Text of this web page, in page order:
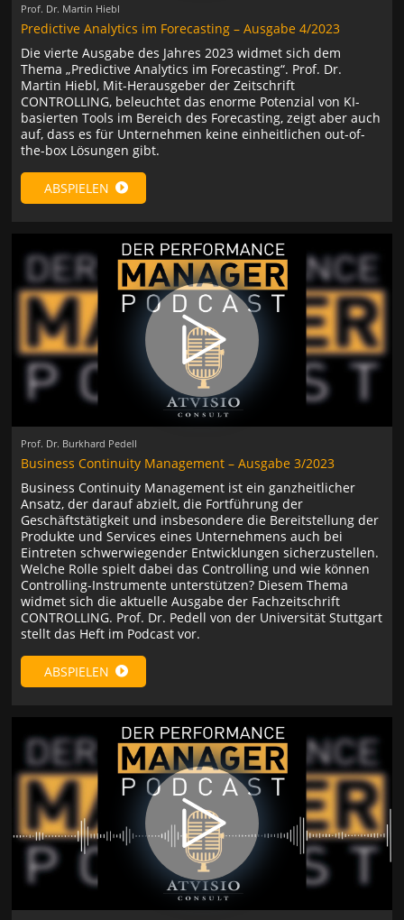
Prof. Dr. Martin Hiebl
Predictive Analytics im Forecasting – Ausgabe 4/2023
Die vierte Ausgabe des Jahres 2023 widmet sich dem
Thema „Predictive Analytics im Forecasting“. Prof. Dr.
Martin Hiebl, Mit-Herausgeber der Zeitschrift
CONTROLLING, beleuchtet das enorme Potenzial von KI-
basierten Tools im Bereich des Forecasting, zeigt aber auch
auf, dass es für Unternehmen keine einheitlichen out-of-
the-box Lösungen gibt.
ABSPIELEN
Prof. Dr. Burkhard Pedell
Business Continuity Management – Ausgabe 3/2023
Business Continuity Management ist ein ganzheitlicher
Ansatz, der darauf abzielt, die Fortführung der
Geschäftstätigkeit und insbesondere die Bereitstellung der
Produkte und Services eines Unternehmens auch bei
Eintreten schwerwiegender Entwicklungen sicherzustellen.
Welche Rolle spielt dabei das Controlling und wie können
Controlling-Instrumente unterstützen? Diesem Thema
widmet sich die aktuelle Ausgabe der Fachzeitschrift
CONTROLLING. Prof. Dr. Pedell von der Universität Stuttgart
stellt das Heft im Podcast vor.
ABSPIELEN